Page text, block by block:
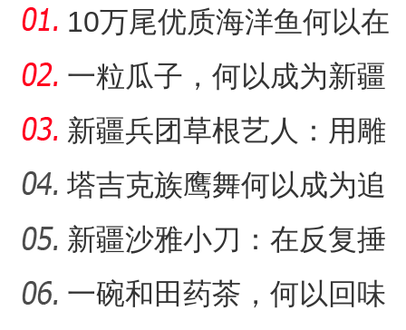
“阿克苏是个好地方·四季
十四团：多元化种植开辟致
10万尾优质海洋鱼何以在
新疆沙漠里安家？
一粒瓜子，何以成为新疆
的名片？
新疆兵团草根艺人：用雕
塑述说“兵团故事”雕刻别
塔吉克族鹰舞何以成为追
求美好生活的展现？
新疆沙雅小刀：在反复捶
打中实现匠心传承
一碗和田药茶，何以回味